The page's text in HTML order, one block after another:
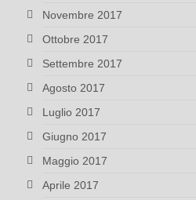
Novembre 2017
Ottobre 2017
Settembre 2017
Agosto 2017
Luglio 2017
Giugno 2017
Maggio 2017
Aprile 2017